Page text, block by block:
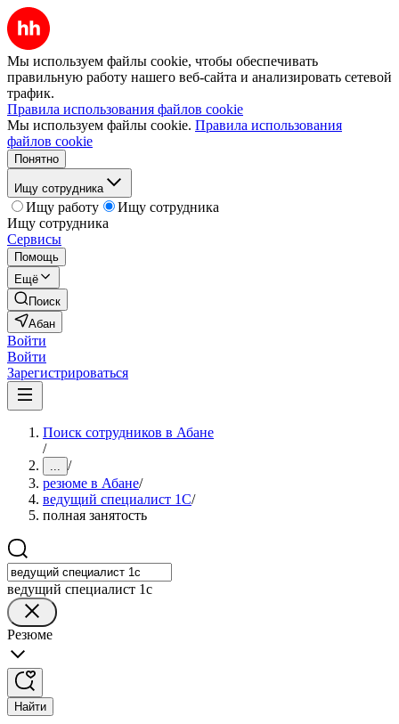
Мы используем файлы cookie, чтобы обеспечивать
правильную работу нашего веб-сайта и анализировать сетевой
трафик.
Правила использования файлов cookie
Мы используем файлы cookie. Правила использования
файлов cookie
Понятно
Ищу сотрудника
Ищу работу
Ищу сотрудника
Ищу сотрудника
Сервисы
Помощь
Ещё
Поиск
Абан
Войти
Войти
Зарегистрироваться
Поиск сотрудников в Абане
/
... /
резюме в Абане/
ведущий специалист 1С/
полная занятость
ведущий специалист 1с
Резюме
Найти